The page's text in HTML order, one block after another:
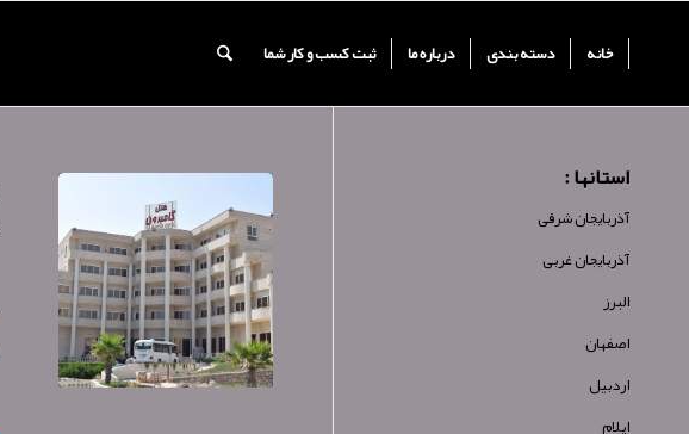
خانه دسته بندی درباره ما ثبت کسب و کار شما
استانها :
آذربایجان شرقی
آذربایجان غربی
البرز
اصفهان
اردبیل
ایلام